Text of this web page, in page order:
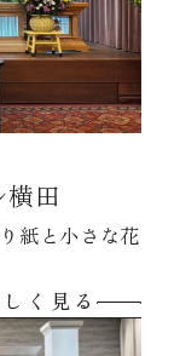
横田
紙と小さな花
しく見る